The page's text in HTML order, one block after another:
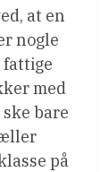
at en
nogle
fattige
med
bare
på